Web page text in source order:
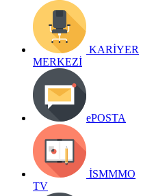
KARİYER
MERKEZİ
ePOSTA
İSMMMO
TV